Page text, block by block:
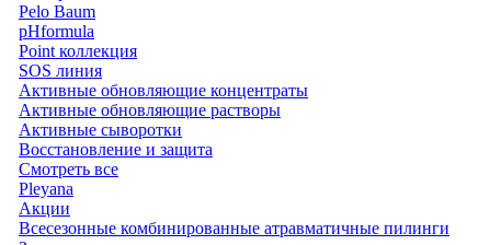
Pelo Baum
pHformula
Point коллекция
SOS линия
Активные обновляющие концентраты
Активные обновляющие растворы
Активные сыворотки
Восстановление и защита
Смотреть все
Pleyana
Акции
Всесезонные комбинированные атравматичные пилинги